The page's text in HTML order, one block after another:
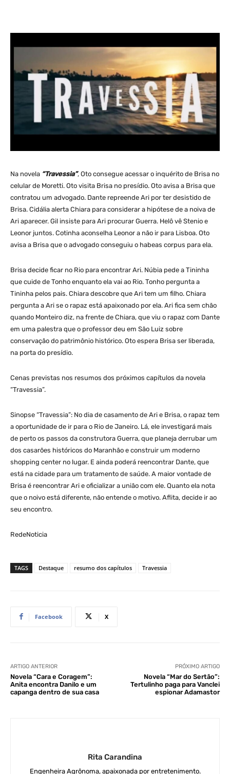
Na novela “Travessia”, Oto consegue acessar o inquérito de Brisa no
celular de Moretti. Oto visita Brisa no presídio. Oto avisa a Brisa que
contratou um advogado. Dante repreende Ari por ter desistido de
Brisa. Cidália alerta Chiara para considerar a hipótese de a noiva de
Ari aparecer. Gil insiste para Ari procurar Guerra. Helô vê Stenio e
Leonor juntos. Cotinha aconselha Leonor a não ir para Lisboa. Oto
avisa a Brisa que o advogado conseguiu o habeas corpus para ela.
Brisa decide ficar no Rio para encontrar Ari. Núbia pede a Tininha
que cuide de Tonho enquanto ela vai ao Rio. Tonho pergunta a
Tininha pelos pais. Chiara descobre que Ari tem um filho. Chiara
pergunta a Ari se o rapaz está apaixonado por ela. Ari fica sem chão
quando Monteiro diz, na frente de Chiara, que viu o rapaz com Dante
em uma palestra que o professor deu em São Luiz sobre
conservação do patrimônio histórico. Oto espera Brisa ser liberada,
na porta do presídio.
Cenas previstas nos resumos dos próximos capítulos da novela
“Travessia”.
Sinopse “Travessia”: No dia de casamento de Ari e Brisa, o rapaz tem
a oportunidade de ir para o Rio de Janeiro. Lá, ele investigará mais
de perto os passos da construtora Guerra, que planeja derrubar um
dos casarões históricos do Maranhão e construir um moderno
shopping center no lugar. E ainda poderá reencontrar Dante, que
está na cidade para um tratamento de saúde. A maior vontade de
Brisa é reencontrar Ari e oficializar a união com ele. Quanto ela nota
que o noivo está diferente, não entende o motivo. Aflita, decide ir ao
seu encontro.
RedeNoticia
TAGS Destaque resumo dos capítulos Travessia
Facebook X
ARTIGO ANTERIOR
Novela “Cara e Coragem”:
Anita encontra Danilo e um
capanga dentro de sua casa
PRÓXIMO ARTIGO
Novela “Mar do Sertão”:
Tertulinho paga para Vanclei
espionar Adamastor
Rita Carandina
Engenheira Agrônoma, apaixonada por entretenimento.